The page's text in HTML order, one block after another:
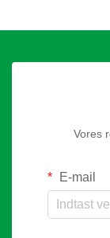
Vores
E-mail